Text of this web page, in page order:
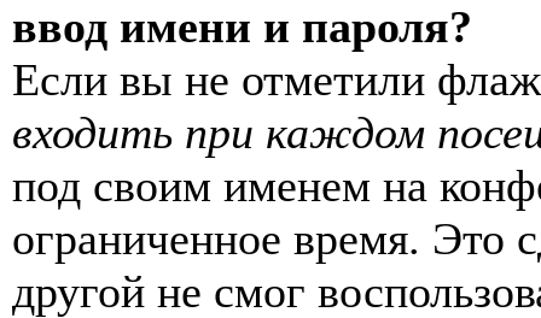
ввод имени и пароля?
Если вы не отметили
входить при каждом
под своим именем на
ограниченное время. Это
другой не смог